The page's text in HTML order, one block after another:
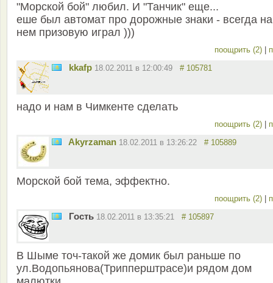
"Морской бой" любил. И "Танчик" еще...
еше был автомат про дорожные знаки - всегда на
нем призовую играл )))
поощрить (2)
kkafp 18.02.2011 в 12:00:49 # 105781
надо и нам в Чимкенте сделать
поощрить (2)
Akyrzaman 18.02.2011 в 13:26:22 # 105889
Морской бой тема, эффектно.
поощрить (2)
Гость 18.02.2011 в 13:35:21 # 105897
В Шыме точ-такой же домик был раньше по
ул.Водопьянова(Трипперштрасе)и рядом дом